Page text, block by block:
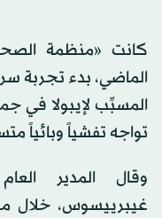
كانت «منظمة
الماضي، بدء تجربة
المسبِّب لإيبولا في
تواجه تفشياً وبائياً
وقال المدير
غيبرييسوس، خلال